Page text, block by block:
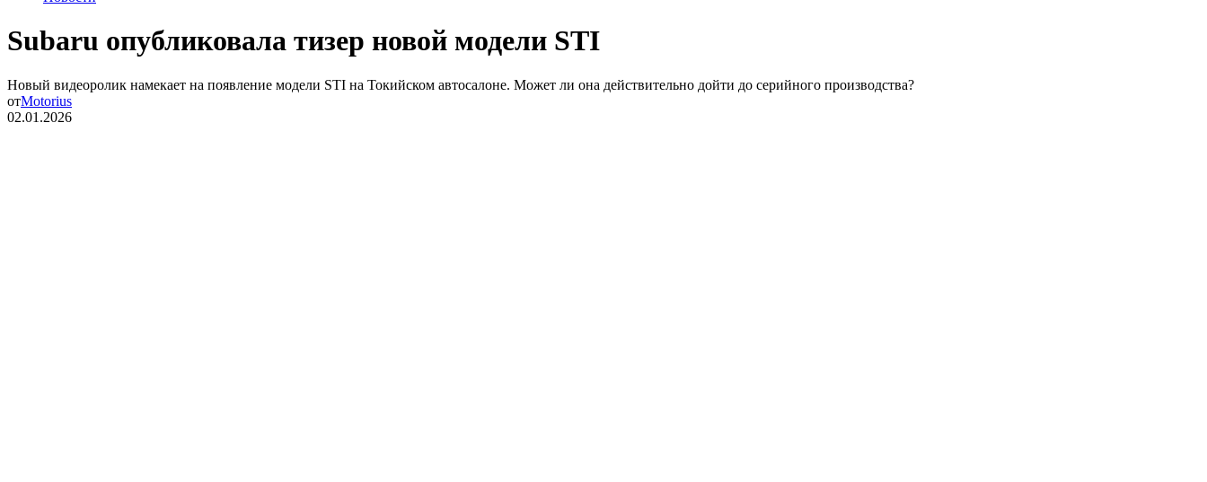
Subaru опубликовала тизер новой модели STI
Новый видеоролик намекает на появление модели STI на Токийском автосалоне. Может ли она действительно дойти до серийного производства?
отMotorius
02.01.2026